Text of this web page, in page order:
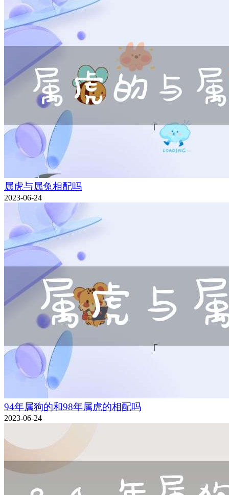
属虎与属兔相配吗
2023-06-24
94年属狗的和98年属虎的相配吗
2023-06-24